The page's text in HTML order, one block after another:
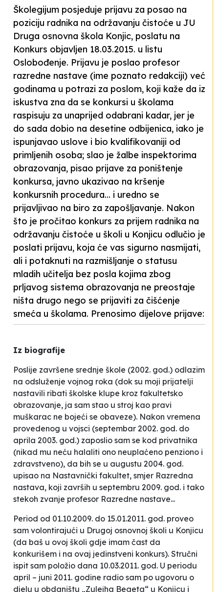
Školegijum posjeduje prijavu za posao na
poziciju radnika na održavanju čistoće u JU
Druga osnovna škola Konjic, poslatu na
Konkurs objavljen 18.03.2015. u listu
Oslobođenje. Prijavu je poslao profesor
razredne nastave (ime poznato redakciji) već
godinama u potrazi za poslom, koji kaže da iz
iskustva zna da se konkursi u školama
raspisuju za unaprijed odabrani kadar, jer je
do sada dobio na desetine odbijenica, iako je
ispunjavao uslove i bio kvalifikovaniji od
primljenih osoba; slao je žalbe inspektorima
obrazovanja, pisao prijave za poništenje
konkursa, javno ukazivao na kršenje
konkursnih procedura... i uredno se
prijavljivao na biro za zapošljavanje. Nakon
što je pročitao konkurs za prijem radnika na
održavanju čistoće u školi u Konjicu odlučio je
poslati prijavu, koja će vas sigurno nasmijati,
ali i potaknuti na razmišljanje o statusu
mladih učitelja bez posla kojima zbog
prljavog sistema obrazovanja ne preostaje
ništa drugo nego se prijaviti za čišćenje
smeća u školama. Prenosimo dijelove prijave:
Iz biografije
Poslije završene srednje škole (2002. god.) odlazim
na odsluženje vojnog roka (dok su moji prijatelji
nastavili ribati školske klupe kroz fakultetsko
obrazovanje, ja sam stao u stroj kao pravi
muškarac ne bojeći se obaveze). Nakon vremena
provedenog u vojsci (septembar 2002. god. do
aprila 2003. god.) zaposlio sam se kod privatnika
(nikad mu neću halaliti ono neuplaćeno penziono i
zdravstveno), da bih se u augustu 2004. god.
upisao na Nastavnički fakultet, smjer Razredna
nastava, koji završih u septembru 2009. god. i tako
stekoh zvanje profesor Razredne nastave...
Period od 01.10.2009. do 15.01.2011. god. proveo
sam volontirajući u Drugoj osnovnoj školi u Konjicu
(da baš u ovoj školi gdje imam čast da
konkurišem i na ovaj jedinstveni konkurs). Stručni
ispit sam položio dana 10.03.2011. god. U periodu
april – juni 2011. godine radio sam po ugovoru o
djelu u obdaništu „Zulejha Begeta“ u Konjicu i